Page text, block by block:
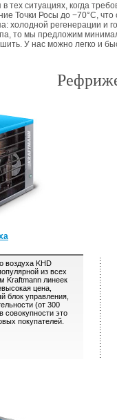
ситуациях, когда
Точки Росы до −70°С,
регенерации и
то мы предложим
У нас можно легко и
воздуха KHD
из всех
Kraftmann линеек
цена,
блок управления,
(от 300
совокупности это
покупателей.